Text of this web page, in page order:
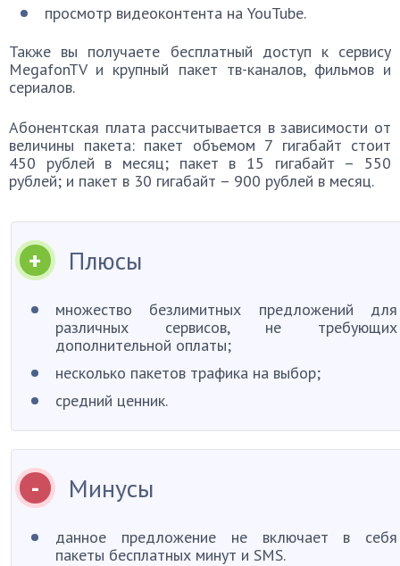
просмотр видеоконтента на YouTube.
Также вы получаете бесплатный доступ к сервису
MegafonTV и крупный пакет тв-каналов, фильмов и
сериалов.
Абонентская плата рассчитывается в зависимости от
величины пакета: пакет объемом 7 гигабайт стоит
450 рублей в месяц; пакет в 15 гигабайт – 550
рублей; и пакет в 30 гигабайт – 900 рублей в месяц.
Плюсы
множество безлимитных предложений для
различных сервисов, не требующих
дополнительной оплаты;
несколько пакетов трафика на выбор;
средний ценник.
Минусы
данное предложение не включает в себя
пакеты бесплатных минут и SMS.